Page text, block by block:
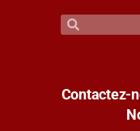
Contactez-